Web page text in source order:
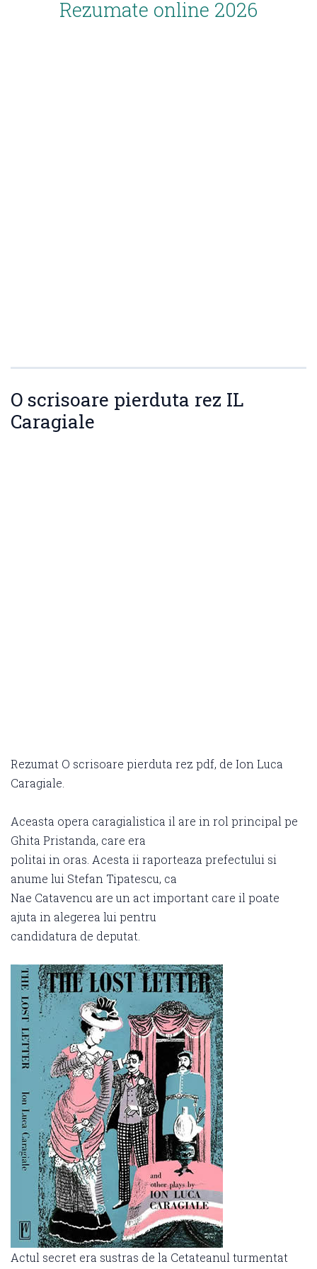
Rezumate online 2026
O scrisoare pierduta rez IL
Caragiale
Rezumat O scrisoare pierduta rez pdf, de Ion Luca
Caragiale.
Aceasta opera caragialistica il are in rol principal pe
Ghita Pristanda, care era
politai in oras. Acesta ii raporteaza prefectului si
anume lui Stefan Tipatescu, ca
Nae Catavencu are un act important care il poate
ajuta in alegerea lui pentru
candidatura de deputat.
Actul secret era sustras de la Cetateanul turmentat